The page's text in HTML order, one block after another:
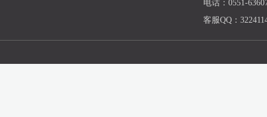
电话：0551-
客服QQ：